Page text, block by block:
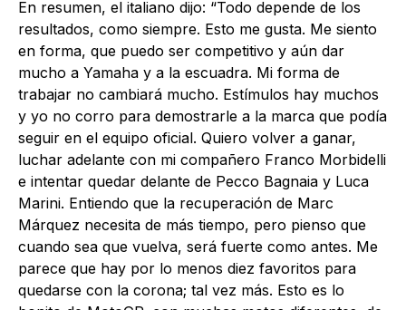
En resumen, el italiano dijo: “Todo depende de los
resultados, como siempre. Esto me gusta. Me siento
en forma, que puedo ser competitivo y aún dar
mucho a Yamaha y a la escuadra. Mi forma de
trabajar no cambiará mucho. Estímulos hay muchos
y yo no corro para demostrarle a la marca que podía
seguir en el equipo oficial. Quiero volver a ganar,
luchar adelante con mi compañero Franco Morbidelli
e intentar quedar delante de Pecco Bagnaia y Luca
Marini. Entiendo que la recuperación de Marc
Márquez necesita de más tiempo, pero pienso que
cuando sea que vuelva, será fuerte como antes. Me
parece que hay por lo menos diez favoritos para
quedarse con la corona; tal vez más. Esto es lo